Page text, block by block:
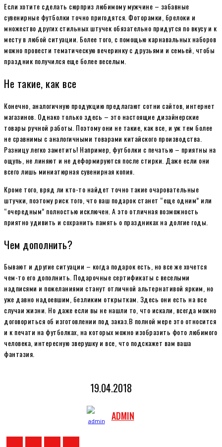
Если хотите сделать сюрприз любимому мужчине – забавные
сувенирные футболки точно пригодятся. Фоторамки, брелоки и
множество других стильных штучек обязательно придутся по вкусу и к
месту в любой ситуации. Более того, с помощью карнавальных наборов
можно провести тематическую вечеринку с друзьями и семьей, чтобы
праздник получился еще более веселым.
Не такие, как все
Конечно, аналогичную продукцию предлагают сотни сайтов, интернет
магазинов. Однако только здесь – это настоящие дизайнерские
товары ручной работы. Поэтому они не такие, как все, и уж тем более
не сравнимы с аналогичными товарами китайского производства.
Разницу легко заметить! Например, футболки с печатью – приятны на
ощупь, не линяют и не деформируются после стирки. Даже если они
всего лишь миниатюрная сувенирная копия.
Кроме того, вряд ли кто-то найдет точно такие очаровательные
штучки, поэтому риск того, что ваш подарок станет “еще одним” или
“очередным” полностью исключен. А это отличная возможность
приятно удивить и сохранить память о праздниках на долгие годы.
Чем дополнить?
Бывают и другие ситуации – когда подарок есть, но все же хочется
чем-то его дополнить. Подарочные сертификаты с веселыми
надписями и пожеланиями станут отличной альтернативой ярким, но
уже давно надоевшим, безликим открыткам. Здесь они есть на все
случаи жизни. Но даже если вы не нашли то, что искали, всегда можно
договориться об изготовлении под заказ.В полной мере это относится
и к печати на футболках, на которых можно изобразить фото любимого
человека, интересную зверушку и все, что подскажет вам ваша
фантазия.
19.04.2018
ADMIN